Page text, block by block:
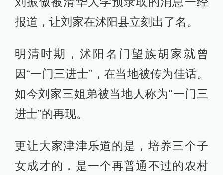
报道，让刘家在沭阳县立刻出了名。
明清时期，沭阳名门望族胡家就曾
因“一门三进士”，在当地被传为佳话。
如今刘家三姐弟被当地人称为“一门三
进士”的再现。
更让大家津津乐道的是，培养三个子
女成才的，是一个再普通不过的农村